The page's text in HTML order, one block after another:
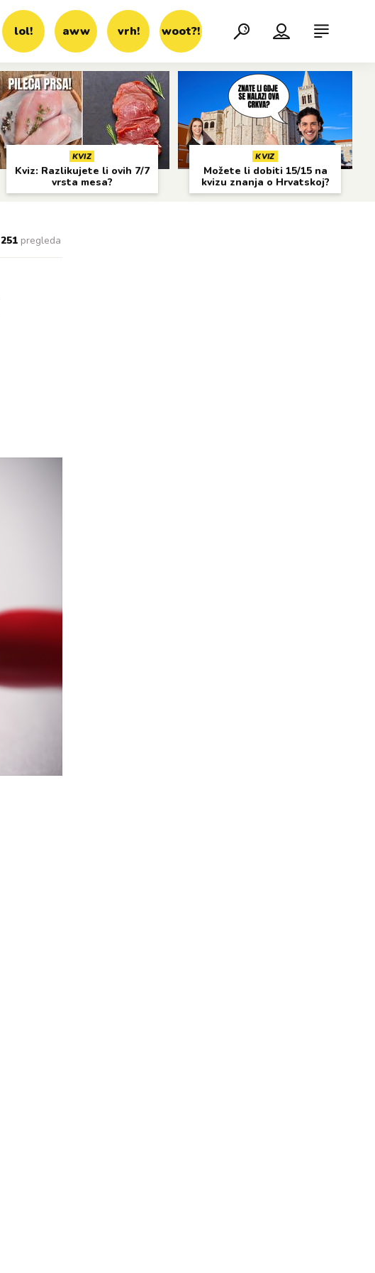
lol! aww vrh! woot?!
KVIZ
Kviz: Razlikujete li ovih 7/7
vrsta mesa?
KVIZ
Možete li dobiti 15/15 na
kvizu znanja o Hrvatskoj?
251pregleda